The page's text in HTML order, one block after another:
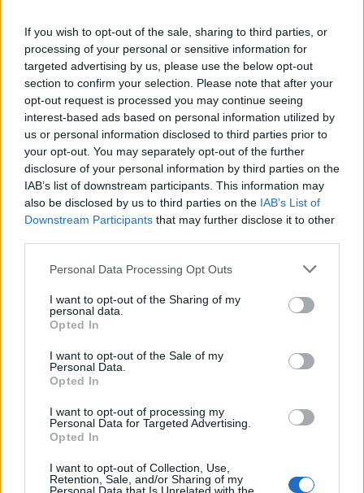
If you wish to opt-out of the sale, sharing to third parties, or
processing of your personal or sensitive information for
targeted advertising by us, please use the below opt-out
section to confirm your selection. Please note that after your
opt-out request is processed you may continue seeing
interest-based ads based on personal information utilized by
us or personal information disclosed to third parties prior to
your opt-out. You may separately opt-out of the further
disclosure of your personal information by third parties on the
IAB’s list of downstream participants. This information may
also be disclosed by us to third parties on the IAB’s List of
Downstream Participants that may further disclose it to other
Please note that this website/app uses one or more Google
not limited to your visit or usage behaviour. You may click to
grant or deny consent to Google and its third-party tags to
use your data for below specified purposes in below Google
consent section.
Personal Data Processing Opt Outs
I want to opt-out of the Sharing of my
personal data.
Opted In
I want to opt-out of the Sale of my
Personal Data.
Opted In
I want to opt-out of processing my
Personal Data for Targeted Advertising.
Opted In
I want to opt-out of Collection, Use,
Retention, Sale, and/or Sharing of my
POTREBBE INTERESSARTI
Fiumicino, squalo attacca un
pescatore: attimi di terrore sul
lungomare romano
5 anni fa
UFFICIALE: il Lazio torna in zona
rossa. Approvato il nuovo
decreto legge anti-Covid
5 anni fa
Tag: lampedusa Migranti ultime-notizie
ARTICOLI CORRELATI
Fiumicino, squalo attacca un pescatore: attimi di
terrore sul lungomare romano